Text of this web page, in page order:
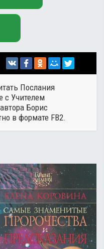
Послания
Учителем
Борис
в формате FB2.